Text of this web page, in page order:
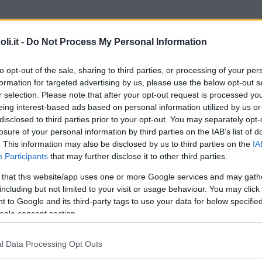
- Do Not Process My Personal Information
opt-out of the sale, sharing to third parties, or processing of your
for targeted advertising by us, please use the below opt-out
selection. Please note that after your opt-out request is processed
interest-based ads based on personal information utilized by us
to third parties prior to your opt-out. You may separately
of your personal information by third parties on the IAB’s list of
This information may also be disclosed by us to third parties on the
Participants that may further disclose it to other third parties.
that this website/app uses one or more Google services and may
but not limited to your visit or usage behaviour. You may
to Google and its third-party tags to use your data for below
consent section.
Data Processing Opt Outs
Commenti
Servizi
Summer Musical Camp
Campus estivo di danza, canto e recitazione
rivolto a ragazze/i dai 6 ai 14 anni, suddiviso in
fasce d’età.
danza moderna, hip hop, tip tap, dizione,
canto e recitazione, con insegnati altamente